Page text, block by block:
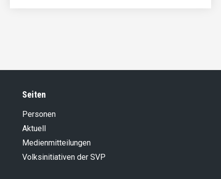
Seiten
Personen
Aktuell
Medienmitteilungen
Volksinitiativen der SVP